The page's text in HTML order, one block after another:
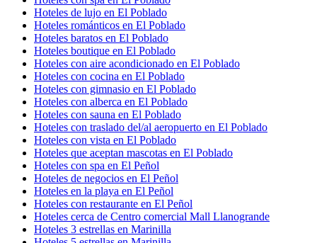
Hoteles de lujo en El Poblado
Hoteles románticos en El Poblado
Hoteles baratos en El Poblado
Hoteles boutique en El Poblado
Hoteles con aire acondicionado en El Poblado
Hoteles con cocina en El Poblado
Hoteles con gimnasio en El Poblado
Hoteles con alberca en El Poblado
Hoteles con sauna en El Poblado
Hoteles con traslado del/al aeropuerto en El Poblado
Hoteles con vista en El Poblado
Hoteles que aceptan mascotas en El Poblado
Hoteles con spa en El Peñol
Hoteles de negocios en El Peñol
Hoteles en la playa en El Peñol
Hoteles con restaurante en El Peñol
Hoteles cerca de Centro comercial Mall Llanogrande
Hoteles 3 estrellas en Marinilla